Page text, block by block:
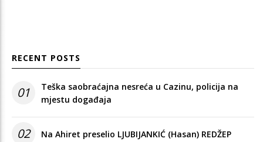
RECENT POSTS
01
Teška saobraćajna nesreća u Cazinu, policija na
mjestu događaja
02 Na Ahiret preselio LJUBIJANKIĆ (Hasan) REDŽEP